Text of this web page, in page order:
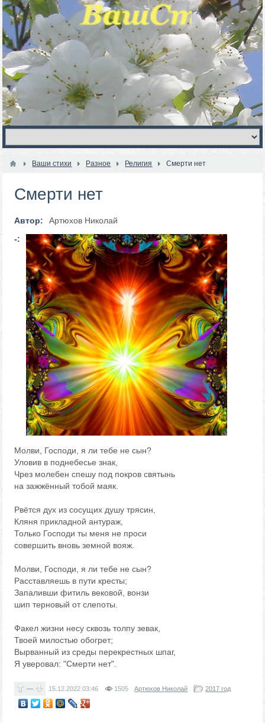
Ваши стихи Разное Религия Смерти нет
Смерти нет
Автор:
Артюхов Николай
-:
Молви, Господи, я ли тебе не сын?
Уловив в поднебесье знак,
Чрез молебен спешу под покров святынь
на зажжённый тобой маяк.
Рвётся дух из сосущих душу трясин,
Кляня прикладной антураж,
Только Господи ты меня не проси
совершить вновь земной вояж.
Молви, Господи, я ли тебе не сын?
Расставляешь в пути кресты;
Запаливши фитиль вековой, вонзи
шип терновый от слепоты.
Факел жизни несу сквозь толпу зевак,
Твоей милостью обогрет;
Вырванный из среды перекрестных шпаг,
Я уверовал: "Смерти нет".
— 15.12.202203:46 1505 Артюхов Николай 2017 год